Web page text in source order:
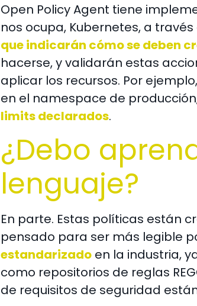
Open Policy Agent tiene
nos ocupa, Kubernetes, a través
que indicarán cómo se deben
hacerse, y validarán estas
aplicar los recursos. Por ejemplo,
en el namespace de
limits declarados.
¿Debo
lenguaje?
En parte. Estas políticas están
pensado para ser más legible
estandarizado en la industria,
como repositorios de reglas
de requisitos de seguridad